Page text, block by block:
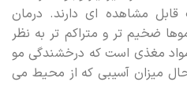
قابل مشاهده ای دارند. درمان
ضخیم تر و متراکم تر به نظر
مواد مغذی است که درخشندگی مو
میزان آسیبی که از محیط می